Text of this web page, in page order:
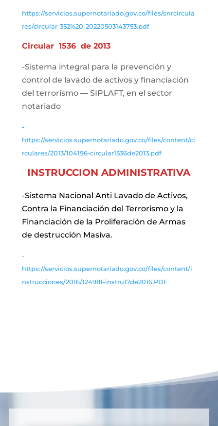
https://servicios.supernotariado.gov.co/files/snrcircula
res/circular-352%20-20220503143753.pdf
Circular 1536 de 2013
-Sistema integral para la prevención y
control de lavado de activos y financiación
del terrorismo — SIPLAFT, en el sector
notariado
-
https://servicios.supernotariado.gov.co/files/content/ci
rculares/2013/104196-circular1536de2013.pdf
INSTRUCCION ADMINISTRATIVA
-Sistema Nacional Anti Lavado de Activos,
Contra la Financiación del Terrorismo y la
Financiación de la Proliferación de Armas
de destrucción Masiva.
-
https://servicios.supernotariado.gov.co/files/content/i
nstrucciones/2016/124981-instru17de2016.PDF